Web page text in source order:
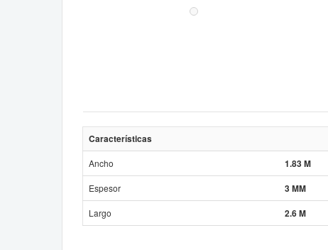
Características
Ancho 1.83 M
Espesor 3 MM
Largo 2.6 M